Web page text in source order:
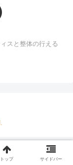
スと整体の行える
トップ サイドバー